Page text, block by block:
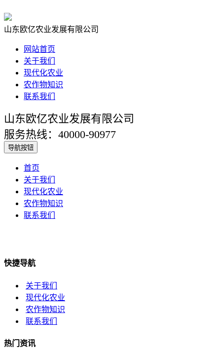
山东欧亿农业发展有限公司
网站首页
关于我们
现代化农业
农作物知识
联系我们
山东欧亿农业发展有限公司
服务热线：40000-90977
导航按钮
首页
关于我们
现代化农业
农作物知识
联系我们
快捷导航
关于我们
现代化农业
农作物知识
联系我们
热门资讯